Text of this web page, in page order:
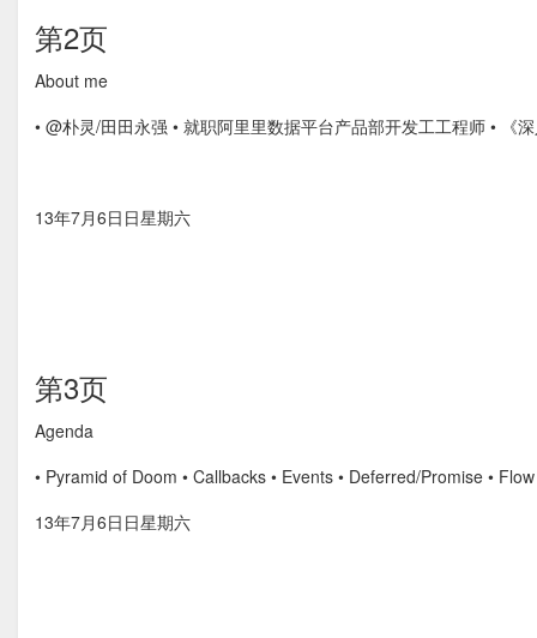
第2页
About me
• @朴灵/⽥田永强 • 就职阿⾥里数据平台产品部开发⼯工程师 • 《
13年7月6⽇日星期六
第3页
Agenda
• Pyramid of Doom • Callbacks • Events • Deferred/Promise •
13年7月6⽇日星期六